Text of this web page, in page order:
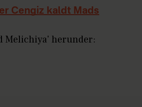
Cengiz kaldt Mads
Melichiya' herunder: